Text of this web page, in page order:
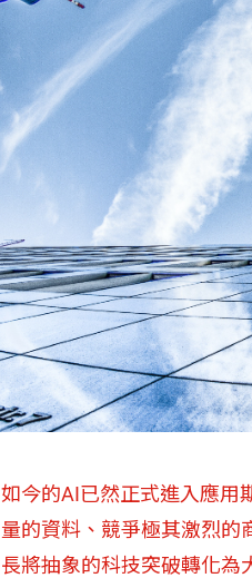
如今的AI已然正式進入應用
量的資料、競爭極其激烈的
長將抽象的科技突破轉化為